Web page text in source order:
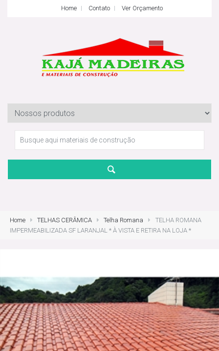
Home Contato Ver Orçamento
Home TELHAS CERÂMICA Telha Romana
TELHA ROMANA
IMPERMEABILIZADA SF LARANJAL * À VISTA E RETIRA NA LOJA *